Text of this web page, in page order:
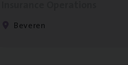
Beveren